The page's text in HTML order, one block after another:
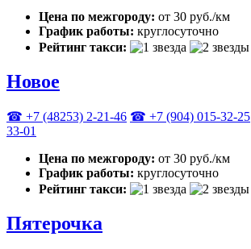
Цена по межгороду: от 30 руб./км
График работы: круглосуточно
Рейтинг такси:
Новое
☎ +7 (48253) 2-21-46 ☎ +7 (904) 015-32-25
33-01
Цена по межгороду: от 30 руб./км
График работы: круглосуточно
Рейтинг такси:
Пятерочка